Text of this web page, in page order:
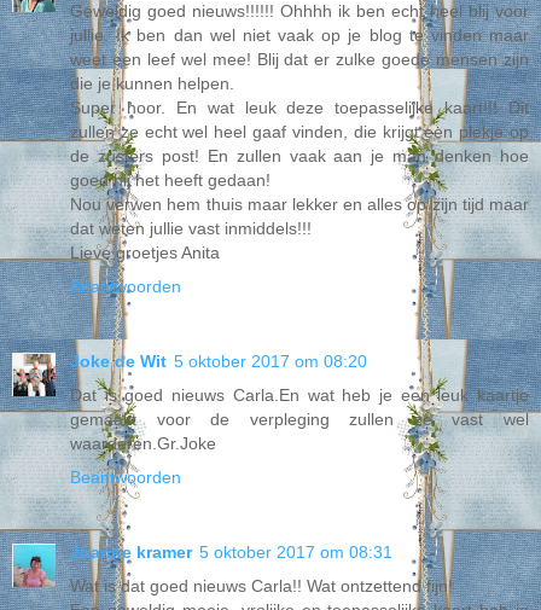
Geweldig goed nieuws!!!!!! Ohhhh ik ben echt heel blij voor
jullie. Ik ben dan wel niet vaak op je blog te vinden maar
weet een leef wel mee! Blij dat er zulke goede mensen zijn
die je kunnen helpen.
Super hoor. En wat leuk deze toepasselijke kaart!!! Dit
zullen ze echt wel heel gaaf vinden, die krijgt een plekje op
de zusters post! En zullen vaak aan je man denken hoe
goed hij het heeft gedaan!
Nou verwen hem thuis maar lekker en alles op zijn tijd maar
dat weten jullie vast inmiddels!!!
Lieve groetjes Anita
Beantwoorden
Joke de Wit 5 oktober 2017 om 08:20
Dat is goed nieuws Carla.En wat heb je een leuk kaartje
gemaakt voor de verpleging zullen ze vast wel
waarderen.Gr.Joke
Beantwoorden
Joanne kramer 5 oktober 2017 om 08:31
Wat is dat goed nieuws Carla!! Wat ontzettend fijn!